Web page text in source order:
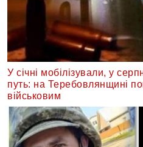
У січні мобілізували, у
путь: на Теребовлянщині
військовим